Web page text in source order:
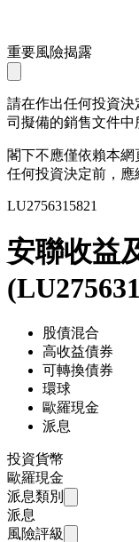
重要風險揭露
請在作出任何投資決
司擬備的銷售文件中
閣下不應僅依賴本
任何投資決定前，應
LU2756315821
安聯收益
(
股債混合
高收益債券
可轉換債券
環球
歐羅現金
派息
投資貨幣
歐羅現金
派息類別
派息
風險評級